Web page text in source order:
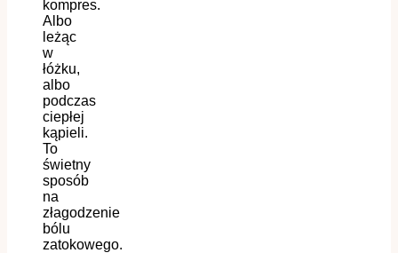
kompres.
Albo
leżąc
w
łóżku,
albo
podczas
ciepłej
kąpieli.
To
świetny
sposób
na
złagodzenie
bólu
zatokowego.